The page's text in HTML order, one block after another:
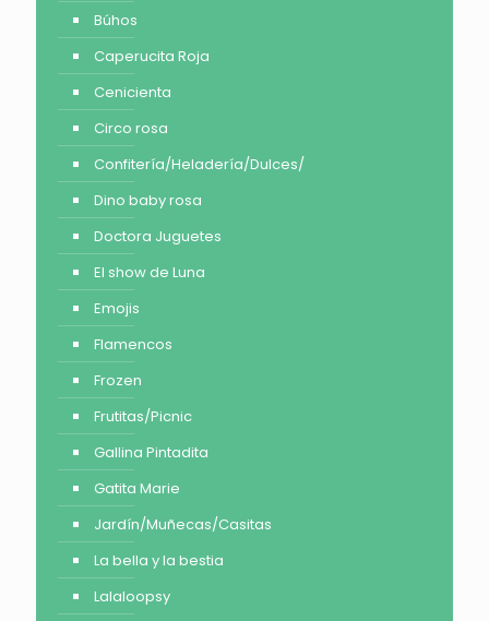
Búhos
Caperucita Roja
Cenicienta
Circo rosa
Confitería/Heladería/Dulces/
Dino baby rosa
Doctora Juguetes
El show de Luna
Emojis
Flamencos
Frozen
Frutitas/Picnic
Gallina Pintadita
Gatita Marie
Jardín/Muñecas/Casitas
La bella y la bestia
Lalaloopsy